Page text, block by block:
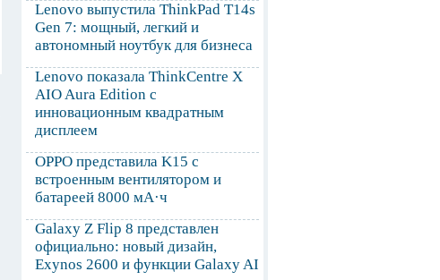
Lenovo выпустила ThinkPad T14s
Gen 7: мощный, легкий и
автономный ноутбук для бизнеса
Lenovo показала ThinkCentre X
AIO Aura Edition с
инновационным квадратным
дисплеем
OPPO представила K15 с
встроенным вентилятором и
батареей 8000 мА·ч
Galaxy Z Flip 8 представлен
официально: новый дизайн,
Exynos 2600 и функции Galaxy AI